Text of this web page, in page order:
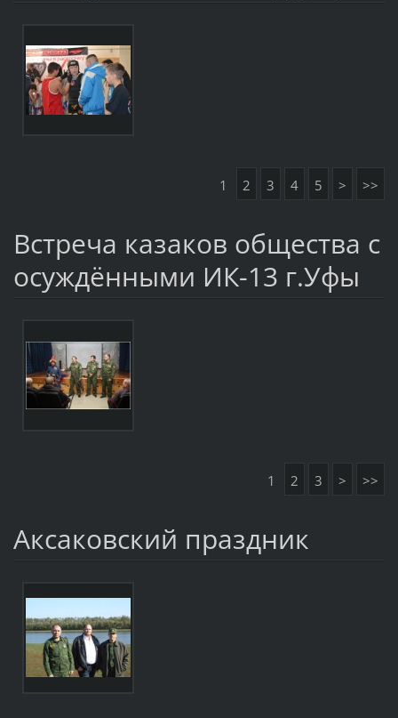
1 2 3 4 5 > >>
Встреча казаков общества с
осуждёнными ИК-13 г.Уфы
1 2 3 > >>
Аксаковский праздник